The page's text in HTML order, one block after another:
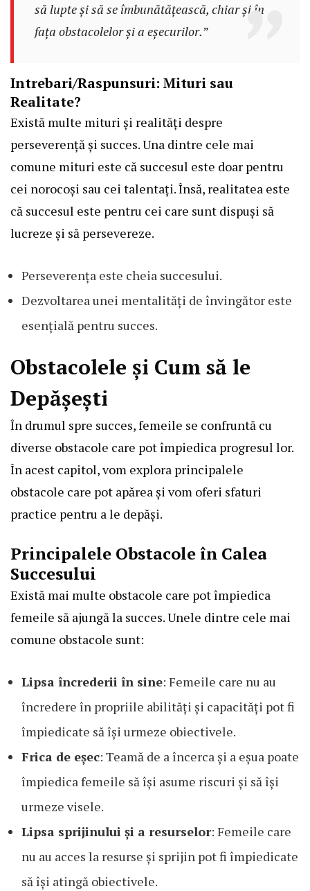
să lupte și să se îmbunătățească, chiar și în
fața obstacolelor și a eșecurilor.”
Intrebari/Raspunsuri: Mituri sau
Realitate?
Există multe mituri și realități despre
perseverență și succes. Una dintre cele mai
comune mituri este că succesul este doar pentru
cei norocoși sau cei talentați. Însă, realitatea este
că succesul este pentru cei care sunt dispuși să
lucreze și să persevereze.
Perseverența este cheia succesului.
Dezvoltarea unei mentalități de învingător este
esențială pentru succes.
Obstacolele și Cum să le
Depășești
În drumul spre succes, femeile se confruntă cu
diverse obstacole care pot împiedica progresul lor.
În acest capitol, vom explora principalele
obstacole care pot apărea și vom oferi sfaturi
practice pentru a le depăși.
Principalele Obstacole în Calea
Succesului
Există mai multe obstacole care pot împiedica
femeile să ajungă la succes. Unele dintre cele mai
comune obstacole sunt:
Lipsa încrederii în sine: Femeile care nu au
încredere în propriile abilități și capacități pot fi
împiedicate să își urmeze obiectivele.
Frica de eșec: Teamă de a încerca și a eșua poate
împiedica femeile să își asume riscuri și să își
urmeze visele.
Lipsa sprijinului și a resurselor: Femeile care
nu au acces la resurse și sprijin pot fi împiedicate
să își atingă obiectivele.